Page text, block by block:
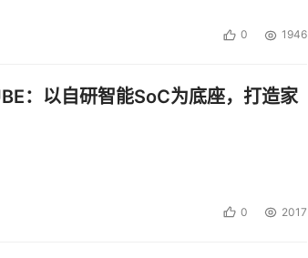
0 1946
：以自研智能SoC为底座，打造家
0 2017